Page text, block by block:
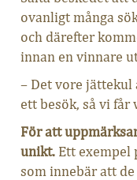
ovanligt många
och därefter
innan en vinnare
– Det vore jättekul
ett besök, så vi får
För att
unikt. Ett exempel
som innebär att